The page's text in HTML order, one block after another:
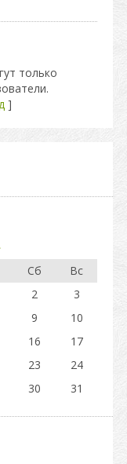
только
]
Сб
Вс
2
3
9
10
16
17
23
24
30 31